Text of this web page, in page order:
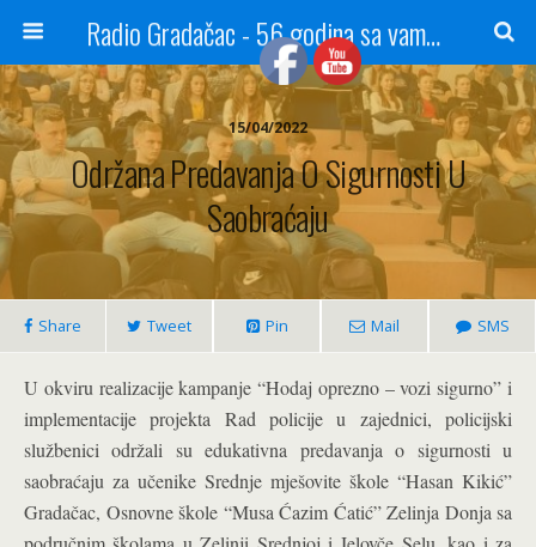
Radio Gradačac - 56 godina sa vama...
15/04/2022
Održana Predavanja O Sigurnosti U
Saobraćaju
Share Tweet Pin Mail SMS
U okviru realizacije kampanje “Hodaj oprezno – vozi sigurno” i
implementacije projekta Rad policije u zajednici, policijski
službenici održali su edukativna predavanja o sigurnosti u
saobraćaju za učenike Srednje mješovite škole “Hasan Kikić”
Gradačac, Osnovne škole “Musa Ćazim Ćatić” Zelinja Donja sa